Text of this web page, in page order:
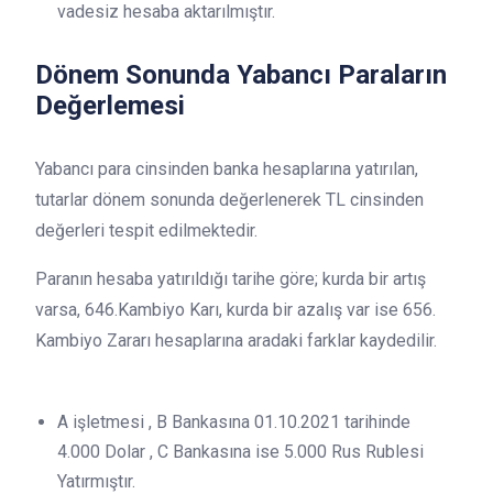
vadesiz hesaba aktarılmıştır.
Dönem Sonunda Yabancı Paraların
Değerlemesi
Yabancı para cinsinden banka hesaplarına yatırılan,
tutarlar dönem sonunda değerlenerek TL cinsinden
değerleri tespit edilmektedir.
Paranın hesaba yatırıldığı tarihe göre; kurda bir artış
varsa, 646.Kambiyo Karı, kurda bir azalış var ise 656.
Kambiyo Zararı hesaplarına aradaki farklar kaydedilir.
A işletmesi , B Bankasına 01.10.2021 tarihinde
4.000 Dolar , C Bankasına ise 5.000 Rus Rublesi
Yatırmıştır.